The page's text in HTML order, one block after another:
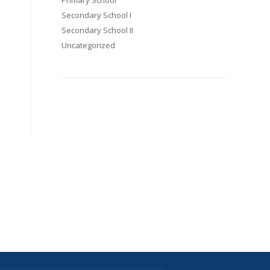
Secondary School I
Secondary School II
Uncategorized